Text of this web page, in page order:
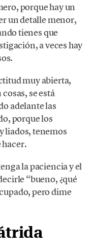
porque hay un
un detalle menor,
tienes que
a veces hay
muy abierta,
se está
adelante las
porque los
liados, tenemos
hacer.
la paciencia y el
“bueno, ¿qué
pero dime